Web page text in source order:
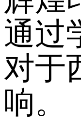
通过
对于
响。